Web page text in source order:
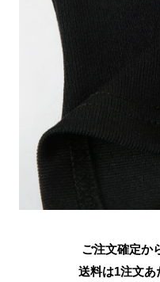
ご注文確定か
送料は1注文あ